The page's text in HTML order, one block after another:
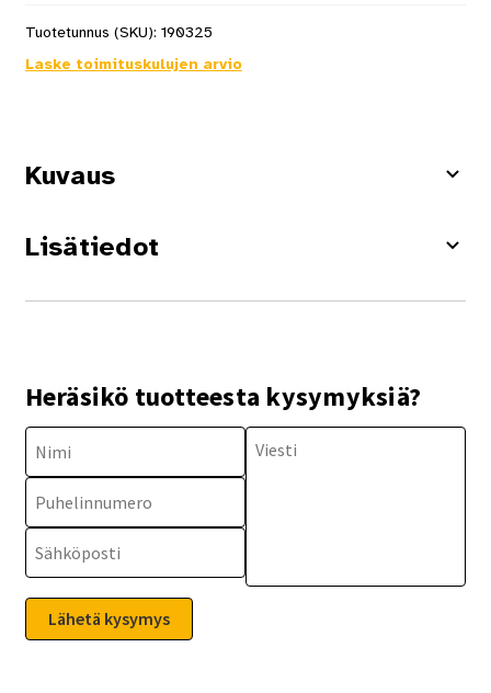
Tuotetunnus (SKU): 190325
Laske toimituskulujen arvio
Kuvaus
Lisätiedot
Heräsikö tuotteesta kysymyksiä?